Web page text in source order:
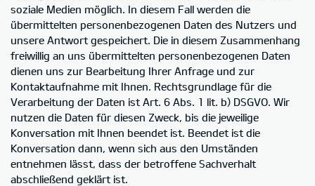
soziale Medien möglich. In diesem Fall werden die
übermittelten personenbezogenen Daten des Nutzers und
unsere Antwort gespeichert. Die in diesem Zusammenhang
freiwillig an uns übermittelten personenbezogenen Daten
dienen uns zur Bearbeitung Ihrer Anfrage und zur
Kontaktaufnahme mit Ihnen. Rechtsgrundlage für die
Verarbeitung der Daten ist Art. 6 Abs. 1 lit. b) DSGVO. Wir
nutzen die Daten für diesen Zweck, bis die jeweilige
Konversation mit Ihnen beendet ist. Beendet ist die
Konversation dann, wenn sich aus den Umständen
entnehmen lässt, dass der betroffene Sachverhalt
abschließend geklärt ist.